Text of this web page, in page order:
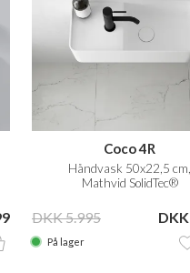
Coco 4R
Håndvask 50x22,5 cm,
Mathvid SolidTec®
DKK 5.995
På lager